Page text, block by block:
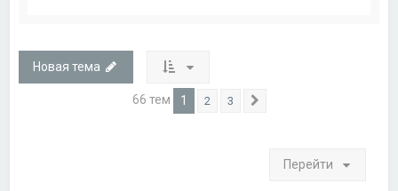
Новая тема
66 тем 1 2 3
Перейти